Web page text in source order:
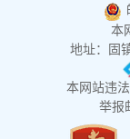
本
地址：固
本网站违
举报